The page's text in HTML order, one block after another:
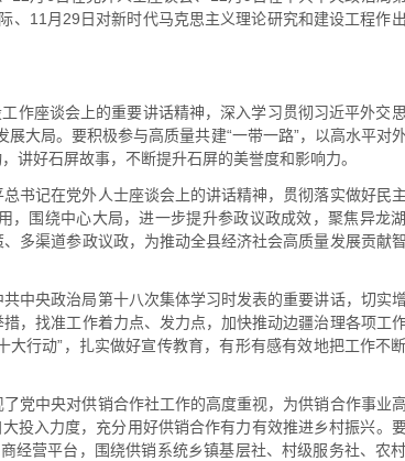
、11月29日对新时代马克思主义理论研究和建设工程作
作座谈会上的重要讲话精神，深入学习贯彻习近平外交
大局。要积极参与高质量共建“一带一路”，以高水平对
讲好石屏故事，不断提升石屏的美誉度和影响力。
书记在党外人士座谈会上的讲话精神，贯彻落实做好民
围绕中心大局，进一步提升参政议政成效，聚焦异龙
多渠道参政议政，为推动全县经济社会高质量发展贡献
中央政治局第十八次集体学习时发表的重要讲话，切实
，找准工作着力点、发力点，加快推动边疆治理各项工
行动”，扎实做好宣传教育，有形有感有效地把工作不
党中央对供销合作社工作的高度重视，为供销合作事业
投入力度，充分用好供销合作有力有效推进乡村振兴。
经营平台，围绕供销系统乡镇基层社、村级服务社、农